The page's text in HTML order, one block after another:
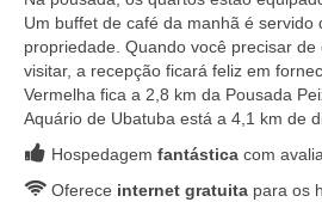
Um buffet de café da manhã é servido
propriedade. Quando você precisar
visitar, a recepção ficará feliz em
Vermelha fica a 2,8 km da Pousada
Aquário de Ubatuba está a 4,1 km de
Hospedagem fantástica com
Oferece internet gratuita para os